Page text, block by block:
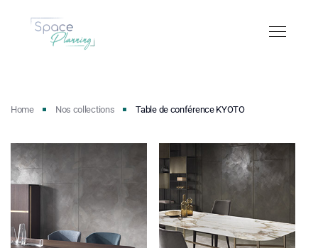
Home Nos collections Table de conférence KYOTO